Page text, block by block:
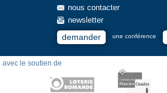
nous contacter
newsletter
demander une conférence
avec le soutien de